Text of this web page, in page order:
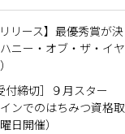
リリース】最優秀賞が決
ニー・オブ・ザ・イヤ
付締切］９月スター
ンでのはちみつ資格取
日開催）